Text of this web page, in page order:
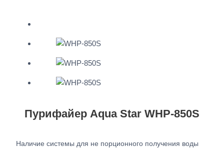
Пурифайер Aqua Star WHP-850S
Наличие системы для не порционного получения воды